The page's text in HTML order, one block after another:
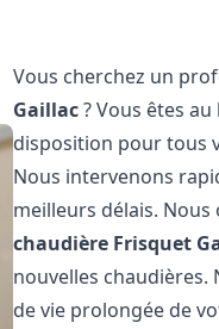
Vous cherchez un
Gaillac? Vous êtes
disposition pour tous
Nous intervenons
meilleurs délais.
chaudière Frisquet
nouvelles
de vie prolongée de